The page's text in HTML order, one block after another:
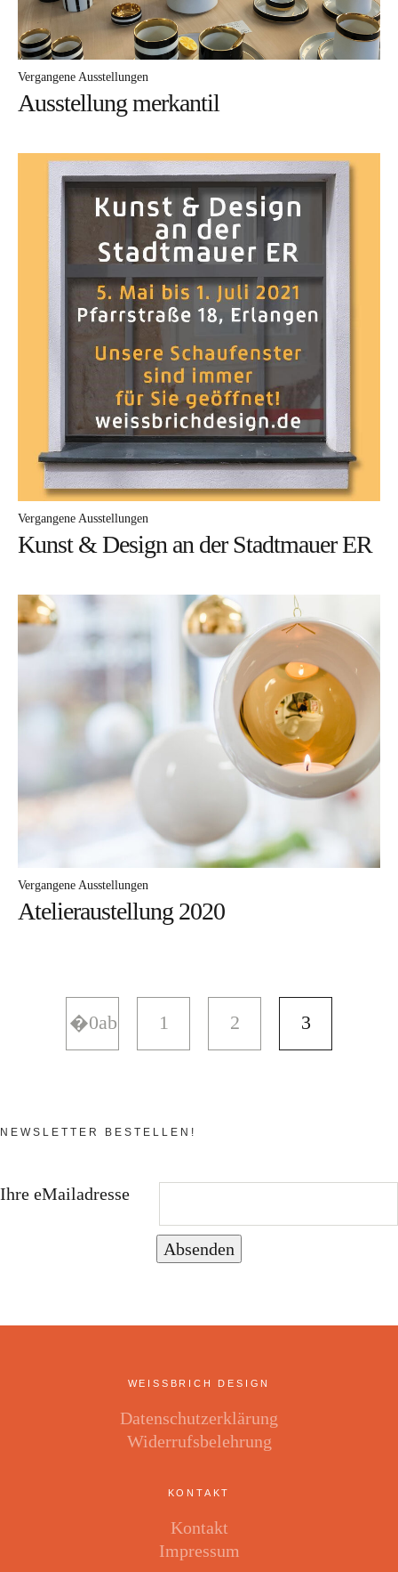
Vergangene Ausstellungen
Ausstellung merkantil
Vergangene Ausstellungen
Kunst & Design an der Stadtmauer ER
Vergangene Ausstellungen
Atelieraustellung 2020
1 2 3
NEWSLETTER BESTELLEN!
Ihre eMailadresse
Absenden
WEISSBRICH DESIGN
Datenschutzerklärung
Widerrufsbelehrung
KONTAKT
Kontakt
Impressum